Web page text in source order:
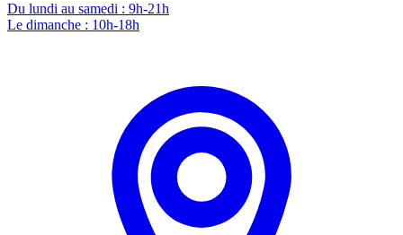
Du lundi au samedi : 9h-21h
Le dimanche : 10h-18h